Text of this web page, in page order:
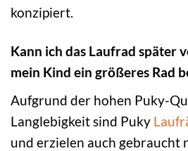
konzipiert.
Kann ich das Laufrad später
mein Kind ein größeres Rad
Aufgrund der hohen Puky-
Langlebigkeit sind Puky
und erzielen auch gebraucht